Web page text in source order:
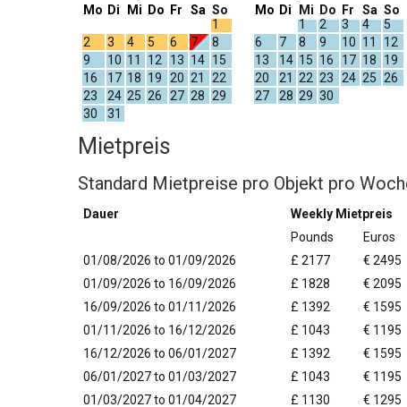
Mo Di Mi Do Fr Sa So
1
2
3 4 5 6 7
8
9
10 11 12 13 14 15
16
17 18 19 20 21
22
23
24 25 26 27 28 29
30
31
Mo Di
Mi
1
Do
2
Fr
3
Sa
4
So
5
6
7 8 9 10 11
12
13
14 15 16 17 18
19
20
21 22 23 24 25 26
27
28 29 30
Mietpreis
Standard Mietpreise pro Objekt pro
Dauer Weekly Mietpreis
Pounds
Euros
01/08/2026 to 01/09/2026
£ 2177 € 2495
01/09/2026 to 16/09/2026
£ 1828 € 2095
16/09/2026 to 01/11/2026
£ 1392 € 1595
01/11/2026 to 16/12/2026
£ 1043 € 1195
16/12/2026 to 06/01/2027
£ 1392 € 1595
06/01/2027 to 01/03/2027
£ 1043 € 1195
01/03/2027 to 01/04/2027
£ 1130 € 1295